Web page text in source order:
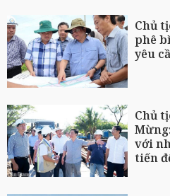
Chủ
phê
yêu
Chủ
với
tiến